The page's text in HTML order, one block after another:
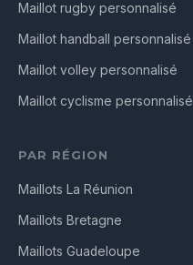
Maillot rugby personnalisé
Maillot handball personnalisé
Maillot volley personnalisé
Maillot cyclisme personnalisé
PAR RÉGION
Maillots La Réunion
Maillots Bretagne
Maillots Guadeloupe